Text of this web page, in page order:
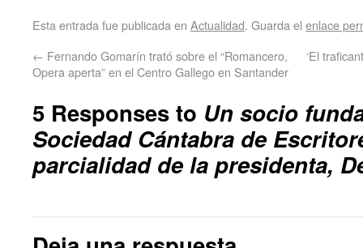
Esta entrada fue publicada en Actualidad. Guarda el enlace
← Fernando Gomarín trató sobre el “Romancero,
Opera aperta” en el Centro Gallego en Santander
‘El
5 Responses to Un socio
Sociedad Cántabra de
parcialidad de la presidenta,